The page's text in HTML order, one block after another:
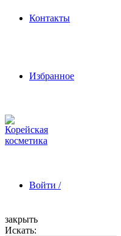
Контакты
Избранное
Войти /
закрыть
Искать: